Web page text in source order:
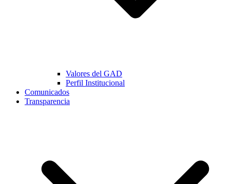
Valores del GAD
Perfil Institucional
Comunicados
Transparencia